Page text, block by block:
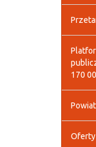
170
Oferty